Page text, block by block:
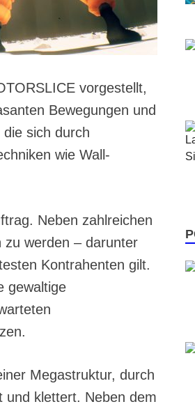
vorgestellt,
Bewegungen und
sich durch
wie Wall-
Neben zahlreichen
zu werden – darunter
Kontrahenten gilt.
gewaltige
Megastruktur, durch
und klettert. Neben dem